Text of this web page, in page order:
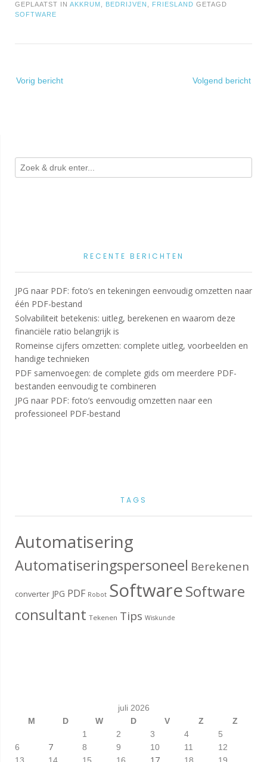
GEPLAATST IN AKKRUM BEDRIJVEN FRIESLAND GETAGD
SOFTWARE
navigatie
Vorig bericht Volgend bericht
RECENTE BERICHTEN
JPG naar PDF: foto’s en tekeningen eenvoudig omzetten naar
één PDF-bestand
Solvabiliteit betekenis: uitleg, berekenen en waarom deze
financiële ratio belangrijk is
Romeinse cijfers omzetten: complete uitleg, voorbeelden en
handige technieken
PDF samenvoegen: de complete gids om meerdere PDF-
bestanden eenvoudig te combineren
JPG naar PDF: foto’s eenvoudig omzetten naar een
professioneel PDF-bestand
TAGS
Automatisering
Automatiseringspersoneel Berekenen
converter JPG PDF Robot SoftwareSoftware
consultant Tekenen Tips Wiskunde
juli 2026
M
D W D V Z
Z
1
2 3 4
5
6
7 8 9 10 11
12